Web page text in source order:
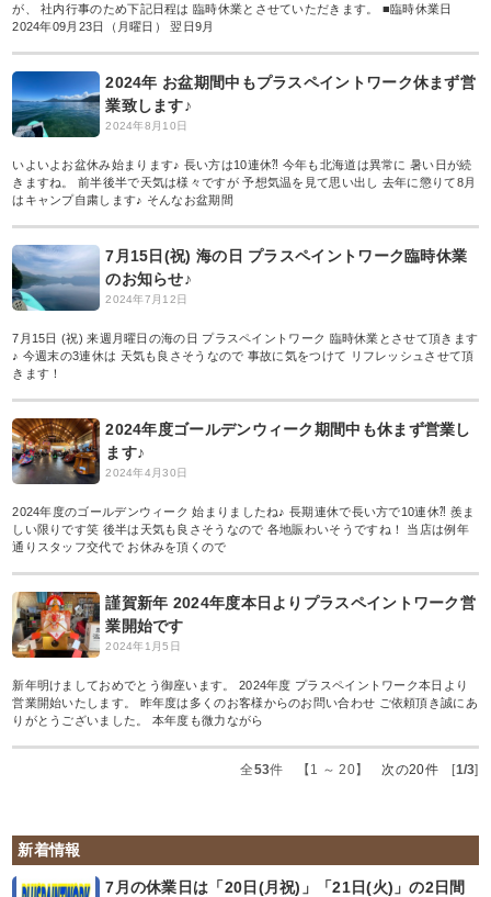
が、 社内行事のため下記日程は 臨時休業とさせていただきます。 ■臨時休業日
2024年09月23日（月曜日） 翌日9月
2024年 お盆期間中もプラスペイントワーク休まず営
業致します♪
2024年8月10日
いよいよお盆休み始まります♪ 長い方は10連休⁈ 今年も北海道は異常に 暑い日が続
きますね。 前半後半で天気は様々ですが 予想気温を見て思い出し 去年に懲りて8月
はキャンプ自粛します♪ そんなお盆期間
7月15日(祝) 海の日 プラスペイントワーク臨時休業
のお知らせ♪
2024年7月12日
7月15日 (祝) 来週月曜日の海の日 プラスペイントワーク 臨時休業とさせて頂きます
♪ 今週末の3連休は 天気も良さそうなので 事故に気をつけて リフレッシュさせて頂
きます！
2024年度ゴールデンウィーク期間中も休まず営業し
ます♪
2024年4月30日
2024年度のゴールデンウィーク 始まりましたね♪ 長期連休で長い方で10連休⁈ 羨ま
しい限りです笑 後半は天気も良さそうなので 各地賑わいそうですね！ 当店は例年
通りスタッフ交代で お休みを頂くので
謹賀新年 2024年度本日よりプラスペイントワーク営
業開始です
2024年1月5日
新年明けましておめでとう御座います。 2024年度 プラスペイントワーク本日より
営業開始いたします。 昨年度は多くのお客様からのお問い合わせ ご依頼頂き誠にあ
りがとうございました。 本年度も微力ながら
全53件 【1 ～ 20】 次の20件[1/3]
新着情報
7月の休業日は「20日(月祝)」「21日(火)」の2日間